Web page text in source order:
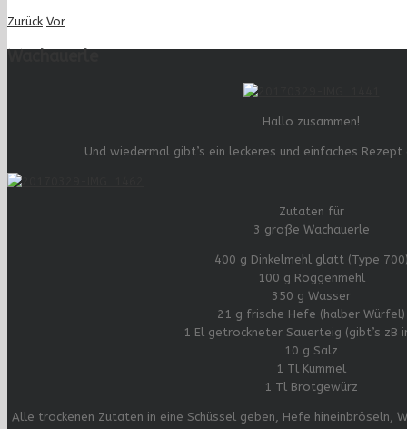
Zurück Vor
Hallo zusammen!
Und wiedermal gibt’s ein leckeres und einfaches
Zutaten für
3 große Wachauerle
400 g Dinkelmehl glatt (Type
100 g Roggenmehl
350 g Wasser
21 g frische Hefe (halber Würfel)
1 El getrockneter Sauerteig (gibt’s zB
10 g Salz
1 Tl Kümmel
1 Tl Brotgewürz
Alle trockenen Zutaten in eine Schüssel geben, Hefe hineinbröseln,